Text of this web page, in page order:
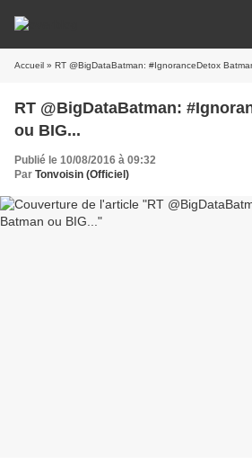
Accueil » RT @BigDataBatman: #IgnoranceDetox
RT @BigDataBatman:
ou BIG...
Publié le 10/08/2016 à 09:32
Par Tonvoisin (Officiel)